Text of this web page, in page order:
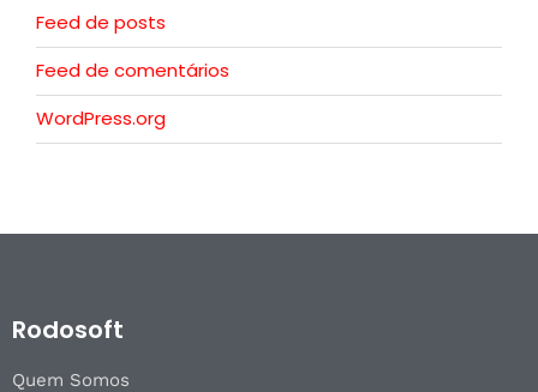
Feed de posts
Feed de comentários
WordPress.org
Rodosoft
Quem Somos